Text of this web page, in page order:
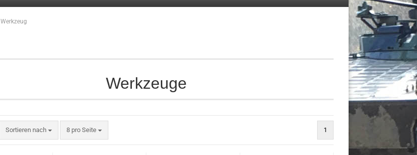
Werkzeug
Werkzeuge
Sortieren nach
Sortieren nach 8 pro Seite
pro Seite 1